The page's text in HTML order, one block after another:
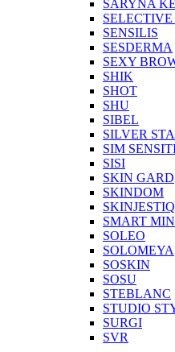
SARYNA
SENSILIS
SESDERMA
SEXY
SHIK
SHOT
SHU
SIBEL
SILVER
SIM
SISI
SKIN GARD
SKINDOM
SMART
SOLEO
SOLOMEYA
SOSKIN
SOSU
STEBLANC
STUDIO
SURGI
SVR